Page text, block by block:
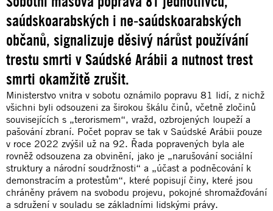
saúdskoarabských i ne-saúdskoarabských
občanů, signalizuje děsivý nárůst používání
trestu smrti v Saúdské Arábii a nutnost trest
smrti okamžitě zrušit.
Ministerstvo vnitra v sobotu oznámilo popravu 81 lidí, z nichž
všichni byli odsouzeni za širokou škálu činů, včetně zločinů
souvisejících s „terorismem“, vražd, ozbrojených loupeží a
pašování zbraní. Počet poprav se tak v Saúdské Arábii pouze
v roce 2022 zvýšil už na 92. Řada popravených byla ale
rovněž odsouzena za obvinění, jako je „narušování sociální
struktury a národní soudržnosti“ a „účast a podněcování k
demonstracím a protestům“, které popisují činy, které jsou
chráněny právem na svobodu projevu, pokojné shromažďování
a sdružení v souladu se základními lidskými právy.